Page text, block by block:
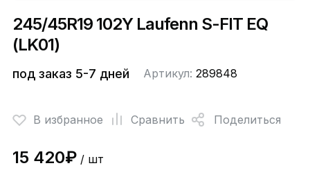
245/45R19 102Y Laufenn S-FIT EQ
(LK01)
под заказ 5-7 дней Артикул: 289848
В избранное Сравнить Поделиться
15 420₽/ шт